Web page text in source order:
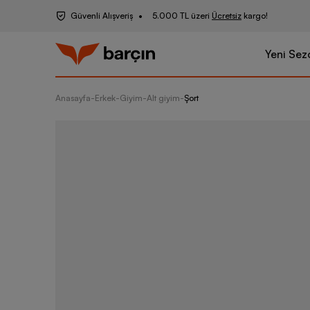
Güvenli Alışveriş 5.000 TL üzeri Ücretsiz kargo!
Yeni
Anasayfa-Erkek-Giyim-Alt giyim-Şort